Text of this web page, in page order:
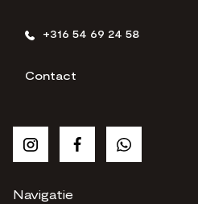
+316 54 69 24 58
Contact
Navigatie